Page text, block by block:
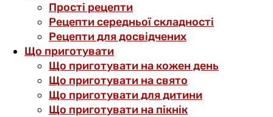
Прості рецепти
Рецепти середньої складності
Рецепти для досвідчених
Що приготувати
Що приготувати на кожен день
Що приготувати на свято
Що приготувати для дитини
Що приготувати на пікнік